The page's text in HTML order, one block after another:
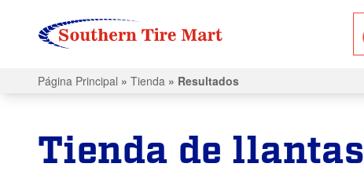
Página Principal » Tienda » Resultados
Tienda de llantas